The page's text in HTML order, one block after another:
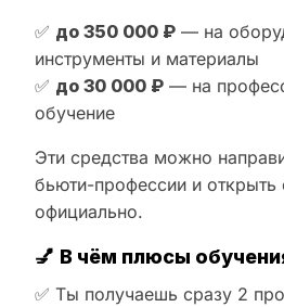
✅ до 350 000 ₽ — на
инструменты и материалы
✅ до 30 000 ₽ — на
обучение
Эти средства можно
бьюти-профессии и открыть
официально.
💅 В чём плюсы
✅ Ты получаешь сразу 2